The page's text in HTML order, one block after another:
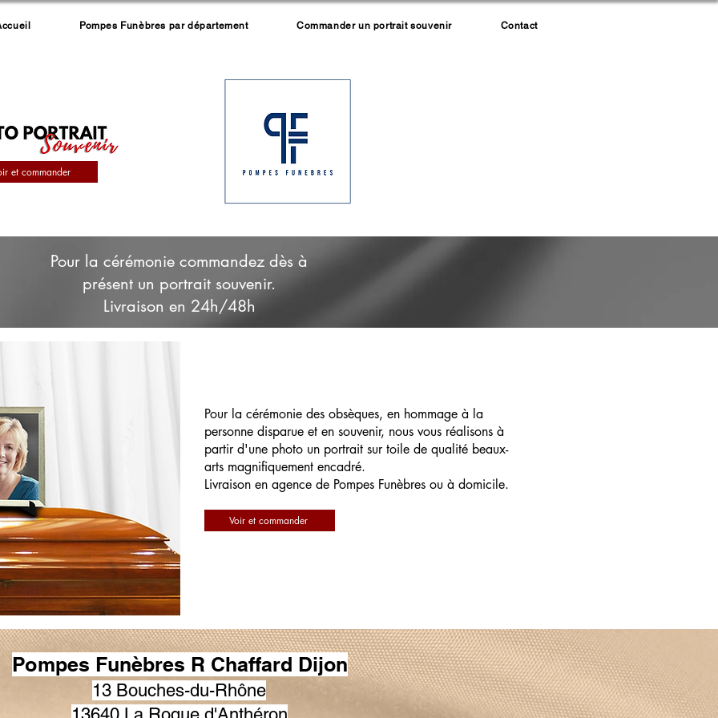
Pompes Funèbres par département Commander un portrait souvenir Contact
et commander
Pour la cérémonie commandez dès à
présent un portrait souvenir.
Livraison en 24h/48h
Pour la cérémonie des obsèques, en hommage à la
personne disparue et en souvenir, nous vous réalisons à
partir d'une photo un portrait sur toile de qualité beaux-
arts magnifiquement encadré.
Livraison en agence de Pompes Funèbres ou à domicile.
Voir et commander
Pompes Funèbres R Chaffard Dijon
13 Bouches-du-Rhône